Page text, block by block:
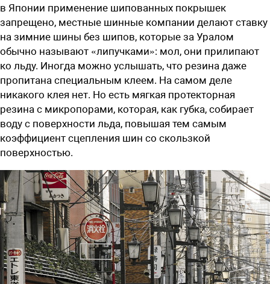
в Японии применение шипованных покрышек
запрещено, местные шинные компании делают ставку
на зимние шины без шипов, которые за Уралом
обычно называют «липучками»: мол, они прилипают
ко льду. Иногда можно услышать, что резина даже
пропитана специальным клеем. На самом деле
никакого клея нет. Но есть мягкая протекторная
резина с микропорами, которая, как губка, собирает
воду с поверхности льда, повышая тем самым
коэффициент сцепления шин со скользкой
поверхностью.